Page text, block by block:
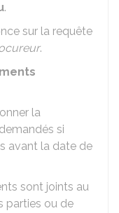
.
sur la requête
.
la
si
avant la date de
sont joints au
parties ou de